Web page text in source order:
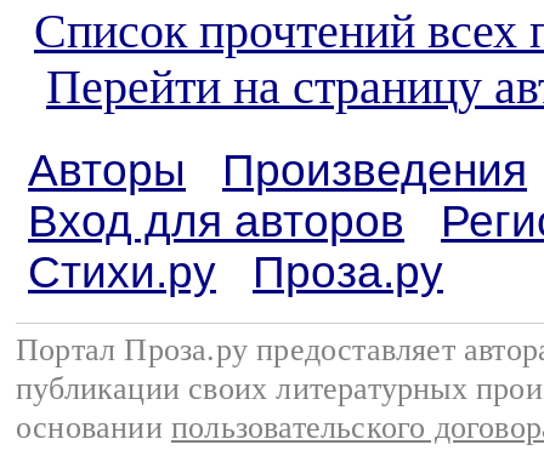
Список прочтений всех
Перейти на страницу
Авторы
Произведения
Вход для авторов
Стихи.ру
Проза.ру
Портал Проза.ру предоставляет
публикации своих литературных
основании пользовательского